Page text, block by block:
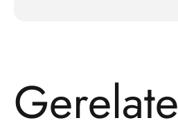
Gerelate